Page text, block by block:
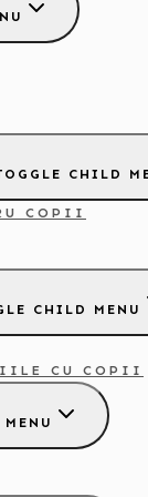
CHILD
COPII
CHILD MENU
CU COPII